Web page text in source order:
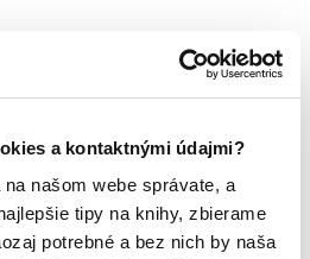
a kontaktnými údajmi?
našom webe správate, a
tipy na knihy, zbierame
potrebné a bez nich by naša
(0 titulov)na centrálnom sklade
pripravujeme
(0 titulov)dostupná (bez